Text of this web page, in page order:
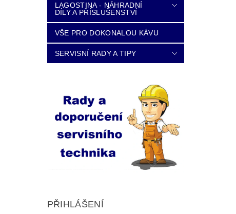
LAGOSTINA - NÁHRADNÍ
DÍLY A PŘÍSLUŠENSTVÍ
VŠE PRO DOKONALOU KÁVU
SERVISNÍ RADY A TIPY
PŘIHLÁŠENÍ